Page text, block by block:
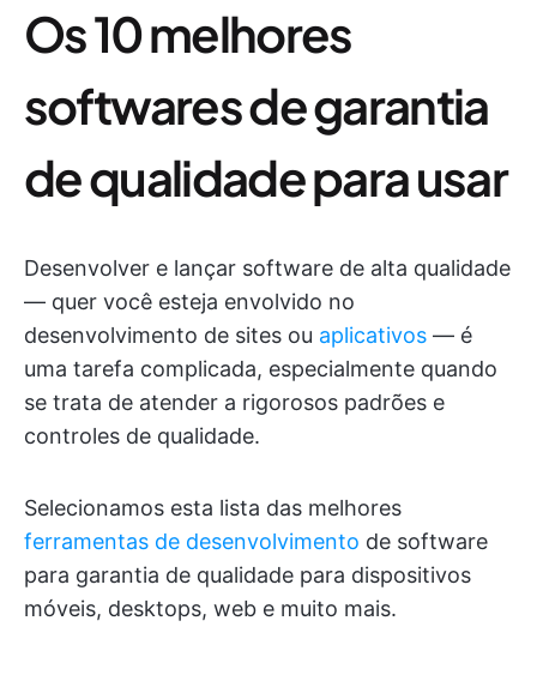
Os 10 melhores
softwares de garantia
de qualidade para usar
Desenvolver e lançar software de alta qualidade
— quer você esteja envolvido no
desenvolvimento de sites ou aplicativos — é
uma tarefa complicada, especialmente quando
se trata de atender a rigorosos padrões e
controles de qualidade.
Selecionamos esta lista das melhores
ferramentas de desenvolvimento de software
para garantia de qualidade para dispositivos
móveis, desktops, web e muito mais.